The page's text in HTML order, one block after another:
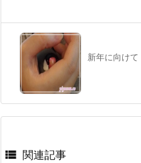
新年に向けて
 関連記事